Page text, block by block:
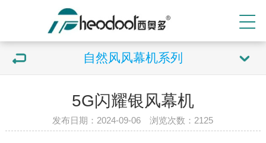
自然风风幕机系列
5G闪耀银风幕机
发布日期：2024-09-06 浏览次数： 2125